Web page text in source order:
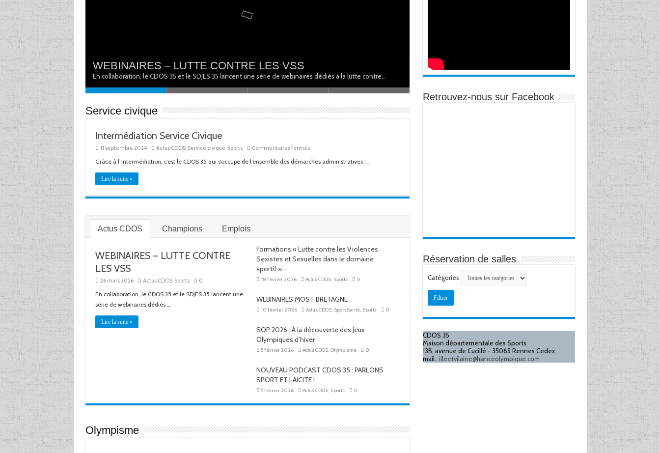
Sexuelles
contre les VSS. F…
WEBINAIRES – LUTTE CONTRE LES VSS
En collaboration, le CDOS 35 et le SDJES 35 lancent une série de webinaires dédiés à la lutte contre…
CINÉ DÉBAT : Projection du film « Inclassables
Sebastiano d’AYALA VALVA
L’association du Master de Psychologie Clinique Intégrative du Développement :
Service civique
Intermédiation Service Civique
11 septembre 2024 Actus CDOS, Service civique, Sports Commentaires ferméssur
Service
Grâce à l’intermédiation, c’est le CDOS 35 qui s’occupe de l’ensemble des démarches administratives : …
Lire la suite »
Actus CDOS Champions Emplois
WEBINAIRES – LUTTE CONTRE
LES VSS
26 mars 2026 Actus CDOS, Sports 0
En collaboration, le CDOS 35 et le SDJES 35 lancent une
série de webinaires dédiés …
Lire la suite »
Formations « Lutte contre les Violences
Sexistes et Sexuelles dans le domaine
sportif ».
18 février 2026 Actus CDOS, Sports 0
WEBINAIRES MOST BRETAGNE
10 février 2026 Actus CDOS, Sport Santé, Sports 0
SOP 2026 : A la découverte des Jeux
Olympiques d’hiver
5 février 2026 Actus CDOS,Olympisme 0
NOUVEAU PODCAST CDOS 35 : PARLONS
SPORT ET LAICITE !
5 février 2026 Actus CDOS, Sports 0
Olympisme
Retrouvez-nous sur Facebook
Réservation de salles
Catégories
Filtrer
CDOS 35
Maison départementale des Sports
13B, avenue de Cucillé - 35065 Rennes Cedex
mail : illeetvilaine@franceolympique.com